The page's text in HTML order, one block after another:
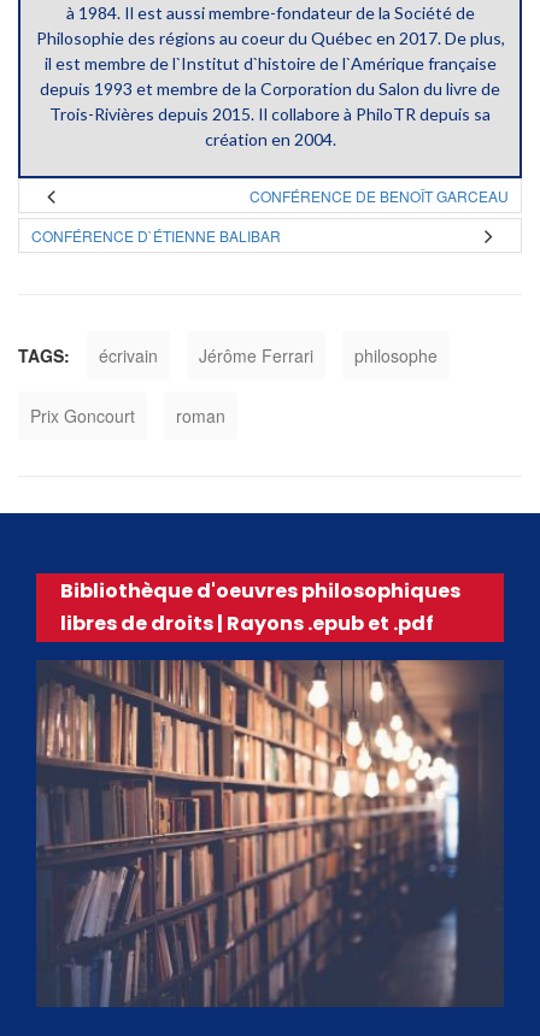
à 1984. Il est aussi membre-fondateur de la Société de
Philosophie des régions au coeur du Québec en 2017. De plus,
il est membre de l`Institut d`histoire de l`Amérique française
depuis 1993 et membre de la Corporation du Salon du livre de
Trois-Rivières depuis 2015. Il collabore à PhiloTR depuis sa
création en 2004.
CONFÉRENCE DE BENOÎT GARCEAU
CONFÉRENCE D`ÉTIENNE BALIBAR
TAGS: écrivain Jérôme Ferrari philosophe
Prix Goncourt roman
Bibliothèque d'oeuvres philosophiques
libres de droits | Rayons .epub et .pdf